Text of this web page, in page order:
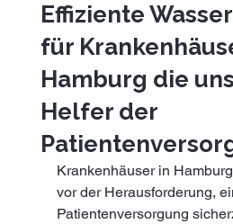
Effiziente
für
Hamburg die
Helfer der
Krankenhäuser in
vor der Herausforderung,
Patientenversorgung